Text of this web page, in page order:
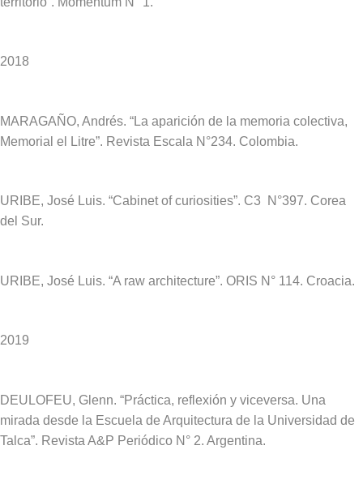
2018
MARAGAÑO, Andrés. “La aparición de la memoria colectiva,
Memorial el Litre”. Revista Escala N°234. Colombia.
URIBE, José Luis. “Cabinet of curiosities”. C3 N°397. Corea
del Sur.
URIBE, José Luis. “A raw architecture”. ORIS N° 114. Croacia.
2019
DEULOFEU, Glenn. “Práctica, reflexión y viceversa. Una
mirada desde la Escuela de Arquitectura de la Universidad de
Talca”. Revista A&P Periódico N° 2. Argentina.